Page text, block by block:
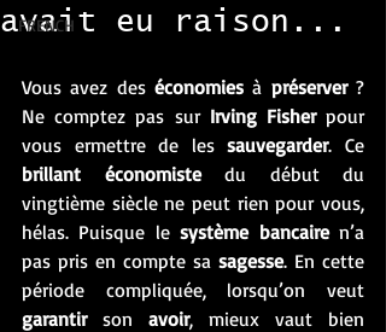
FRENCH
avait eu raison...
Vous avez des économies à préserver ?
Ne comptez pas sur Irving Fisher pour
vous ermettre de les sauvegarder
brillant économiste du début du
vingtième siècle ne peut rien pour vous,
hélas. Puisque le système bancaire n’a
pas pris en compte sa sagesse. En cette
garantir son avoir, mieux vaut bien